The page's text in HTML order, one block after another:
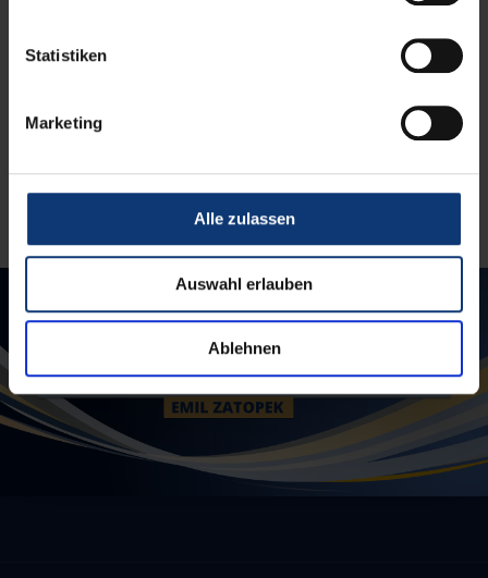
Statistiken
Marketing
Alle zulassen
Auswahl erlauben
Ablehnen